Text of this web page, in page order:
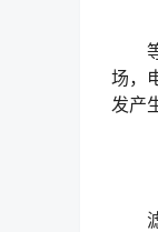
等
场，
发产
滤